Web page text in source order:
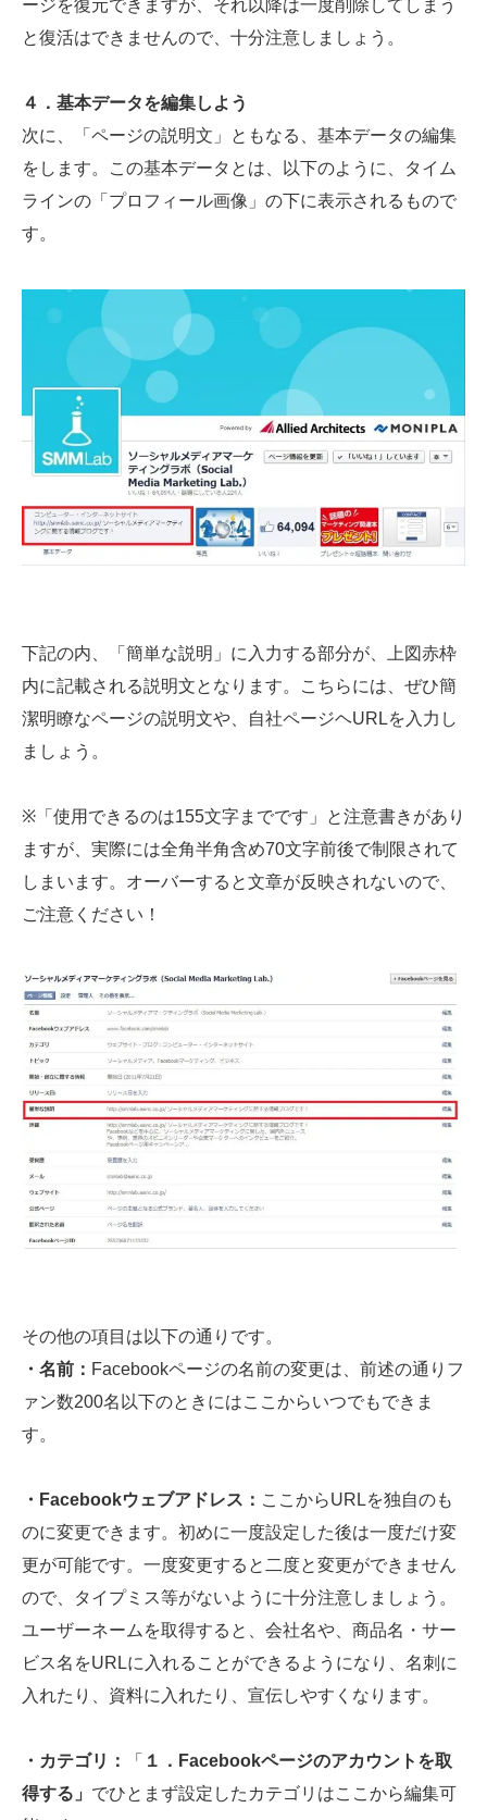
ージを復元できますが、それ以降は一度削除してしまう
と復活はできませんので、十分注意しましょう。
４．基本データを編集しよう
次に、「ページの説明文」ともなる、基本データの編集
をします。この基本データとは、以下のように、タイム
ラインの「プロフィール画像」の下に表示されるもので
す。
下記の内、「簡単な説明」に入力する部分が、上図赤枠
内に記載される説明文となります。こちらには、ぜひ簡
潔明瞭なページの説明文や、自社ページヘURLを入力し
ましょう。
※「使用できるのは155文字までです」と注意書きがあり
ますが、実際には全角半角含め70文字前後で制限されて
しまいます。オーバーすると文章が反映されないので、
ご注意ください！
その他の項目は以下の通りです。
・名前： Facebookページの名前の変更は、前述の通りフ
ァン数200名以下のときにはここからいつでもできま
す。
・Facebookウェブアドレス： ここからURLを独自のも
のに変更できます。初めに一度設定した後は一度だけ変
更が可能です。一度変更すると二度と変更ができません
ので、タイプミス等がないように十分注意しましょう。
ユーザーネームを取得すると、会社名や、商品名・サー
ビス名をURLに入れることができるようになり、名刺に
入れたり、資料に入れたり、宣伝しやすくなります。
・カテゴリ： 「 １． Facebookページのアカウントを取
得する」 でひとまず設定したカテゴリはここから編集可